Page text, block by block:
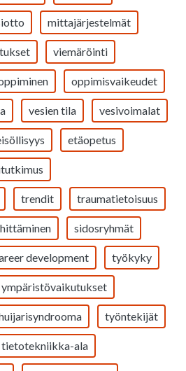
mittajärjestelmät
viemäröinti
oppimisvaikeudet
vesien tila vesivoimalat
etäopetus
trendit traumatietoisuus
sidosryhmät
development työkyky
ympäristövaikutukset
työntekijät
tietotekniikka-ala